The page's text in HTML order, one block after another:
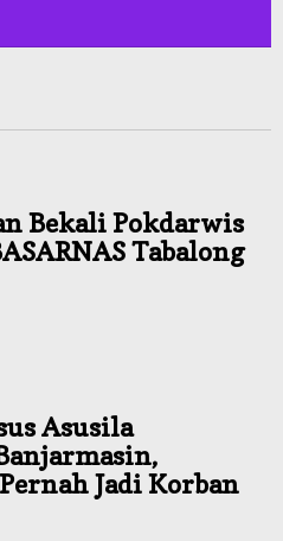
Bekali Pokdarwis
Tabalong
Asusila
Jadi Korban